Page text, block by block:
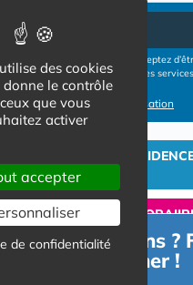
sur le bouton ENVOYER vous acceptez
par les opérateurs de résidences
Conditions d'utilisation
INVESTIR EN
UN SEJOUR
EN RESIDENCE SENIOR?
TROUVER UNE PLACE
d'informations ?
accompagner !
des cookies
donne le contrôle
que vous
activer
accepter
de confidentialité